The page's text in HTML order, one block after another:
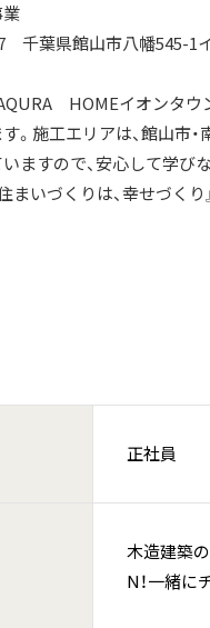
県館山市八幡545-1イ
HOMEイオンタ
。施工エリアは、館山市
ますので、安心して学び
まいづくりは、幸せづく
正社員
木造建築
N！一緒に